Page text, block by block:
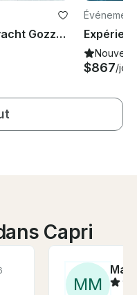
Expérience élégante en yacht Gozzo Apreamare Venise de 28 pieds à Positano
Nouveau
$867/jour
Capri
MM
Matt